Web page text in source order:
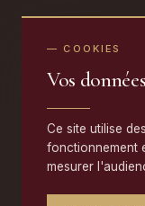
— COOKIES
Vos
Ce site utilise
fonctionnement
mesurer